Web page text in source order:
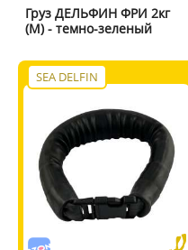
Груз ДЕЛЬФИН ФРИ 2кг
(M) - темно-зеленый
SEA DELFIN